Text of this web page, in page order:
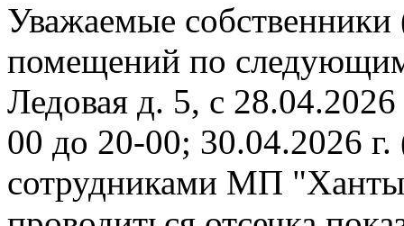
Уважаемые
помещений по
Ледовая д. 5, с
00 до 20-00; 30.04.2026
сотрудниками МП